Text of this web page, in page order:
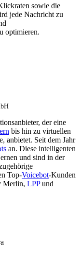
sowie die
jede Nachricht zu
optimieren.
der eine
bis hin zu virtuellen
anbietet. Seit dem Jahr
an. Diese intelligenten
und sind in der
Top-Voicebot-Kunden
Merlin, LPPund